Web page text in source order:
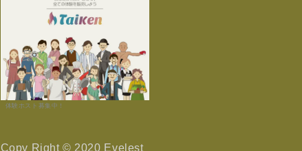
体験ホスト募集中！
Copy Right © 2020 Evelest